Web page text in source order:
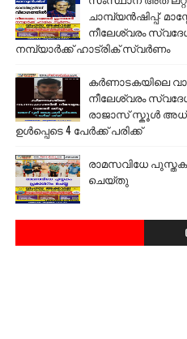
ചാമ്പ്യൻഷിപ്പ്:
നീലേശ്വരം
നമ്പ്യാർക്ക് ഹാട്രിക് സ്വർണം
കർണാടകയിലെ
നീലേശ്വരം
രാജാസ് സ്കൂൾ
ഉൾപ്പെടെ 4 പേർക്ക് പരിക്ക്
രാമസവിധേ
ചെയ്തു